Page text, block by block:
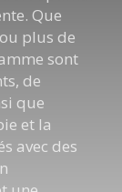
Que
plus de
sont
de
que
et la
avec des